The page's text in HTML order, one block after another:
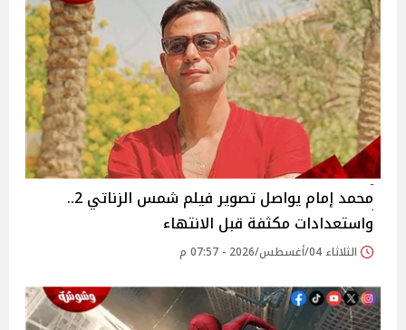
محمد إمام يواصل تصوير فيلم شمس الزناتي 2..
واستعدادات مكثفة قبل الانتهاء
الثلاثاء 04/أغسطس/2026 - 07:57 م